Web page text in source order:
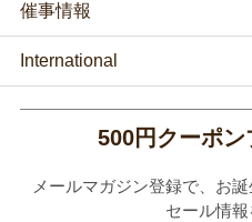
催事情報
International
500円クーポン
メールマガジン登録で、お
セール情報